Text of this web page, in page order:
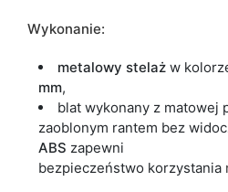
Wykonanie:
metalowy stelaż w
mm,
blat wykonany z matowej
zaoblonym rantem bez
ABS zapewni
bezpieczeństwo korzystania